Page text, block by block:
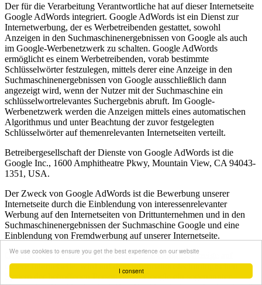
I consent
We use cookies to ensure you get the best experience on our website
Der für die Verarbeitung Verantwortliche hat auf dieser Internetseite
Google AdWords integriert. Google AdWords ist ein Dienst zur
Internetwerbung, der es Werbetreibenden gestattet, sowohl
Anzeigen in den Suchmaschinenergebnissen von Google als auch
im Google-Werbenetzwerk zu schalten. Google AdWords
ermöglicht es einem Werbetreibenden, vorab bestimmte
Schlüsselwörter festzulegen, mittels derer eine Anzeige in den
Suchmaschinenergebnissen von Google ausschließlich dann
angezeigt wird, wenn der Nutzer mit der Suchmaschine ein
schlüsselwortrelevantes Suchergebnis abruft. Im Google-
Werbenetzwerk werden die Anzeigen mittels eines automatischen
Algorithmus und unter Beachtung der zuvor festgelegten
Schlüsselwörter auf themenrelevanten Internetseiten verteilt.
Betreibergesellschaft der Dienste von Google AdWords ist die
Google Inc., 1600 Amphitheatre Pkwy, Mountain View, CA 94043-
1351, USA.
Der Zweck von Google AdWords ist die Bewerbung unserer
Internetseite durch die Einblendung von interessenrelevanter
Werbung auf den Internetseiten von Drittunternehmen und in den
Suchmaschinenergebnissen der Suchmaschine Google und eine
Einblendung von Fremdwerbung auf unserer Internetseite.
Gelangt eine betroffene Person über eine Google-Anzeige auf
unsere Internetseite, wird auf dem informationstechnologischen
System der betroffenen Person durch Google ein sogenannter